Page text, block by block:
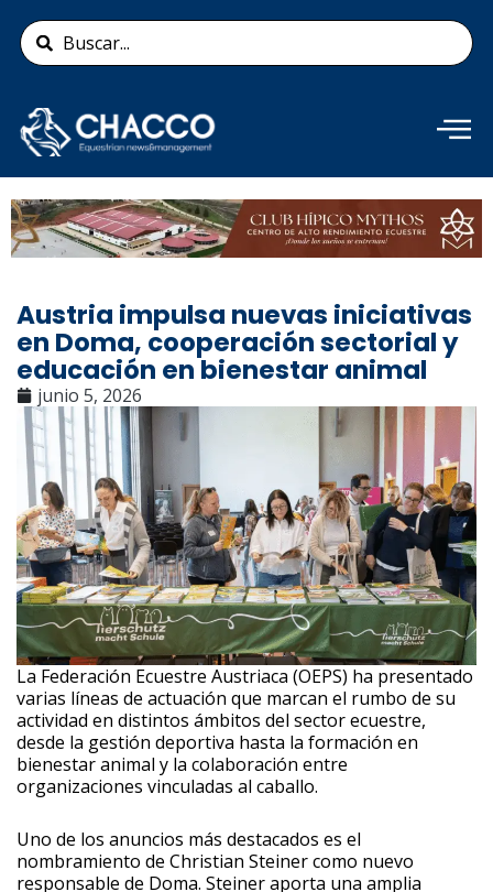
contenido
Search
...
Añade aquí tu texto de
cabecera
Austria impulsa nuevas iniciativas
en Doma, cooperación sectorial y
educación en bienestar animal
junio 5, 2026
La Federación Ecuestre Austriaca (OEPS) ha presentado
varias líneas de actuación que marcan el rumbo de su
actividad en distintos ámbitos del sector ecuestre,
desde la gestión deportiva hasta la formación en
bienestar animal y la colaboración entre
organizaciones vinculadas al caballo.
Uno de los anuncios más destacados es el
nombramiento de Christian Steiner como nuevo
responsable de Doma. Steiner aporta una amplia